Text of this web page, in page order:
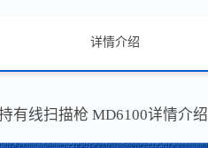
详情介绍
有线扫描枪 MD6100详情介绍